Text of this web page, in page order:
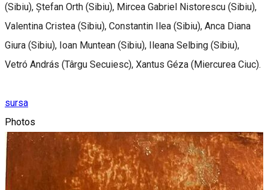
(Sibiu), Ștefan Orth (Sibiu), Mircea Gabriel Nistorescu (Sibiu),
Valentina Cristea (Sibiu), Constantin Ilea (Sibiu), Anca Diana
Giura (Sibiu), Ioan Muntean (Sibiu), Ileana Selbing (Sibiu),
Vetró András (Târgu Secuiesc), Xantus Géza (Miercurea Ciuc).
sursa
Photos